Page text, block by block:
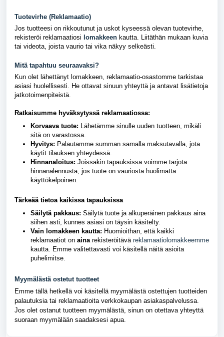
Tuotevirhe (Reklamaatio)
Jos tuotteesi on rikkoutunut ja uskot kyseessä olevan tuotevirhe,
rekisteröi reklamaatiosi lomakkeen kautta. Liitäthän mukaan kuvia
tai videota, joista vaurio tai vika näkyy selkeästi.
Mitä tapahtuu seuraavaksi?
Kun olet lähettänyt lomakkeen, reklamaatio-osastomme tarkistaa
asiasi huolellisesti. He ottavat sinuun yhteyttä ja antavat lisätietoja
jatkotoimenpiteistä.
Ratkaisumme hyväksytyssä reklamaatiossa:
Korvaava tuote: Lähetämme sinulle uuden tuotteen, mikäli
sitä on varastossa.
Hyvitys: Palautamme summan samalla maksutavalla, jota
käytit tilauksen yhteydessä.
Hinnanaloitus: Joissakin tapauksissa voimme tarjota
hinnanalennusta, jos tuote on vauriosta huolimatta
käyttökelpoinen.
Tärkeää tietoa kaikissa tapauksissa
Säi lytä pakkaus: Säilytä tuote ja alkuperäinen pakkaus aina
siihen asti, kunnes asiasi on täysin käsitelty.
Vain lomakkeen kautta: Huomioithan, että kaikki
reklamaatiot on ainarekisteröitävä reklamaatiolomakkeemme
kautta. Emme valitettavasti voi käsitellä näitä asioita
puhelimitse.
Myymälästä ostetut tuotteet
Emme tällä hetkellä voi käsitellä myymälästä ostettujen tuotteiden
palautuksia tai reklamaatioita verkkokaupan asiakaspalvelussa.
Jos olet ostanut tuotteen myymälästä, sinun on otettava yhteyttä
suoraan myymälään saadaksesi apua.